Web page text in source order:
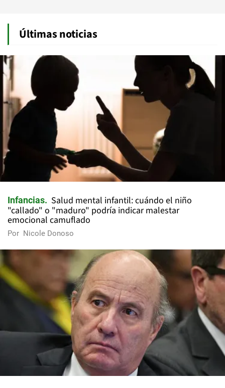
Últimas noticias
Infancias
Salud mental infantil: cuándo el niño
"callado" o "maduro" podría indicar malestar
emocional camuflado
Por Nicole Donoso